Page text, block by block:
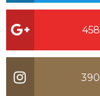
458
390